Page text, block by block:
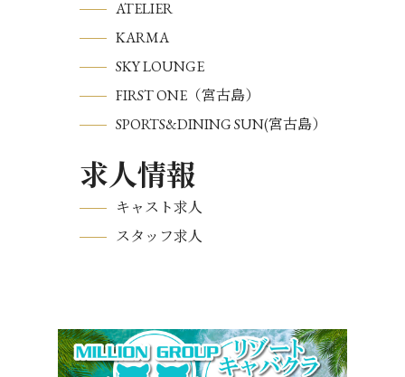
ATELIER
KARMA
SKY LOUNGE
FIRST ONE（宮古島）
SPORTS&DINING SUN(宮古島）
求人情報
キャスト求人
スタッフ求人